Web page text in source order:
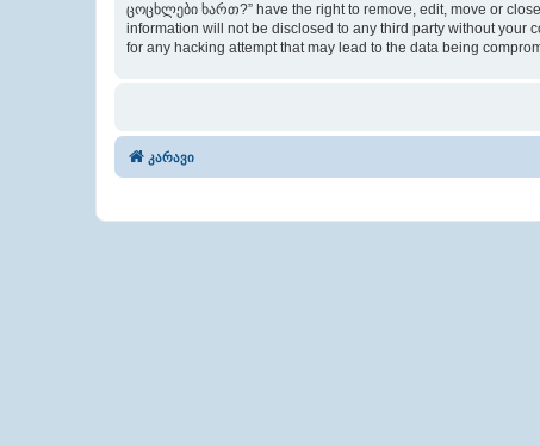
ცოცხლები ხართ?” have the right to remove, edit, move or
information will not be disclosed to any third party without
for any hacking attempt that may lead to the data being
კარავი